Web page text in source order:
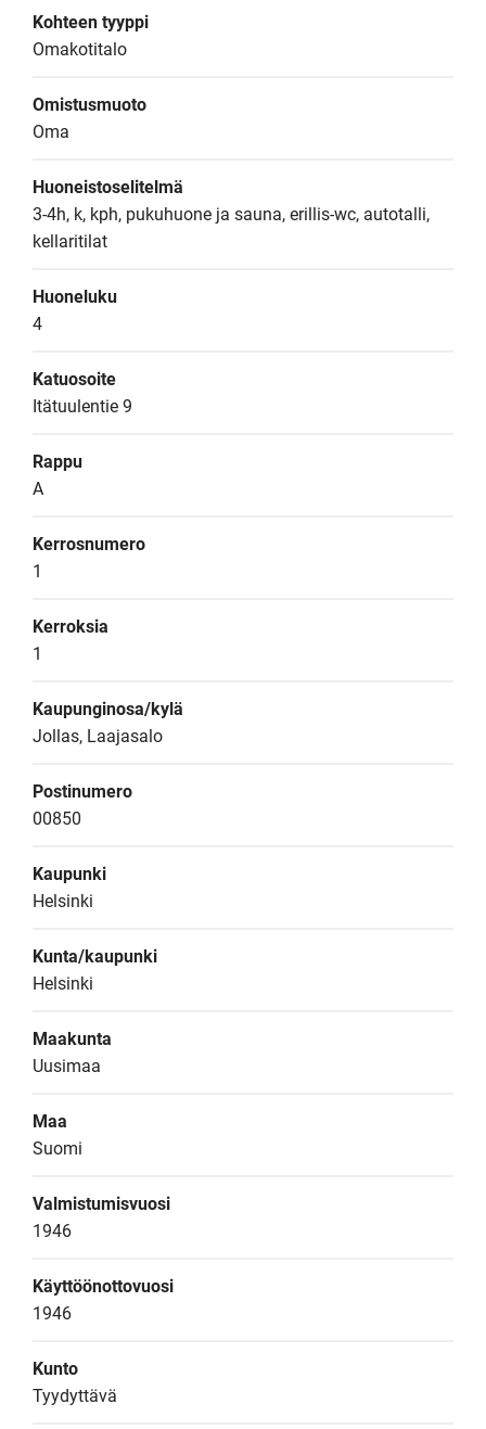
Kohteen tyyppi
Omakotitalo
Omistusmuoto
Oma
Huoneistoselitelmä
3-4h, k, kph, pukuhuone ja sauna, erillis-wc, autotalli,
kellaritilat
Huoneluku
4
Katuosoite
Itätuulentie 9
Rappu
A
Kerrosnumero
1
Kerroksia
1
Kaupunginosa/kylä
Jollas, Laajasalo
Postinumero
00850
Kaupunki
Helsinki
Kunta/kaupunki
Helsinki
Maakunta
Uusimaa
Maa
Suomi
Valmistumisvuosi
1946
Käyttöönottovuosi
1946
Kunto
Tyydyttävä